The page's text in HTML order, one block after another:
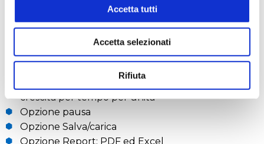
Accetta tutti
Accetta selezionati
Rifiuta
Capacità di monitorare da remoto il processo di
coltura
Caratteristiche del software:
rappresentazione grafica 3D dell’ OD o tasso di
crescita per tempo per unità
Opzione pausa
Opzione Salva/carica
Opzione Report: PDF ed Excel